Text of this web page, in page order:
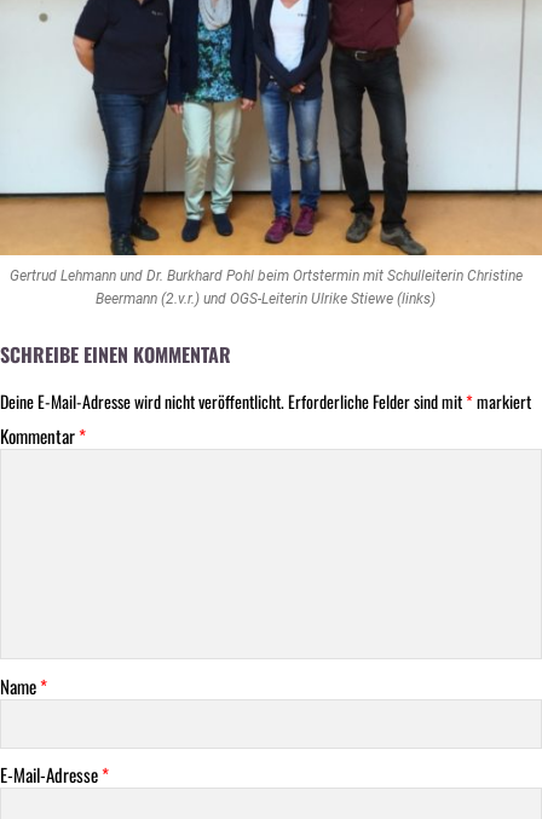
Gertrud Lehmann und Dr. Burkhard Pohl beim Ortstermin mit Schulleiterin Christine
Beermann (2.v.r.) und OGS-Leiterin Ulrike Stiewe (links)
SCHREIBE EINEN KOMMENTAR
Deine E-Mail-Adresse wird nicht veröffentlicht.Erforderliche Felder sind mit*markiert
Kommentar*
Name*
E-Mail-Adresse*